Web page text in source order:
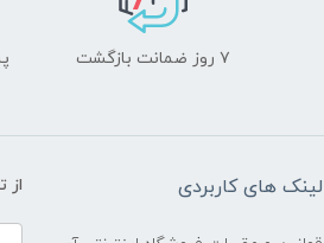
۷ روز ضمانت بازگشت
لینک های کاربردی از